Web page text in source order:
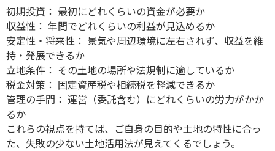
初期投資： 最初にどれくらいの資金が必要か
収益性： 年間でどれくらいの利益が見込めるか
安定性・将来性： 景気や周辺環境に左右されず、収益を維
持・発展できるか
立地条件： その土地の場所や法規制に適しているか
税金対策： 固定資産税や相続税を軽減できるか
管理の手間： 運営（委託含む）にどれくらいの労力がかか
るか
これらの視点を持てば、ご自身の目的や土地の特性に合っ
た、失敗の少ない土地活用法が見えてくるでしょう。